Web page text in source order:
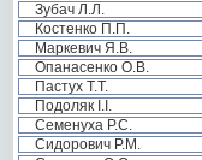
Зубач Л.Л.
Костенко П.П.
Маркевич Я.В.
Опанасенко О.В.
Пастух Т.Т.
Подоляк І.І.
Семенуха Р.С.
Сидорович Р.М.